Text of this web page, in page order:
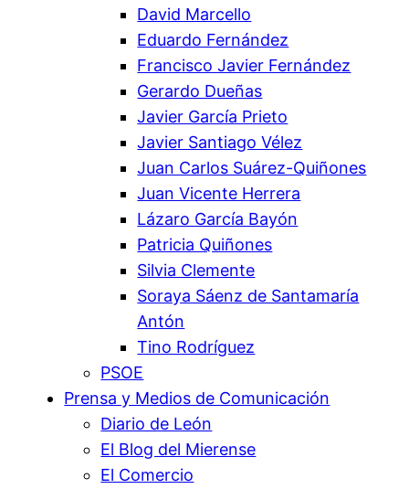
David Marcello
Eduardo Fernández
Francisco Javier Fernández
Gerardo Dueñas
Javier García Prieto
Javier Santiago Vélez
Juan Carlos Suárez-Quiñones
Juan Vicente Herrera
Lázaro García Bayón
Patricia Quiñones
Silvia Clemente
Soraya Sáenz de Santamaría
Antón
Tino Rodríguez
PSOE
Prensa y Medios de Comunicación
Diario de León
El Blog del Mierense
El Comercio